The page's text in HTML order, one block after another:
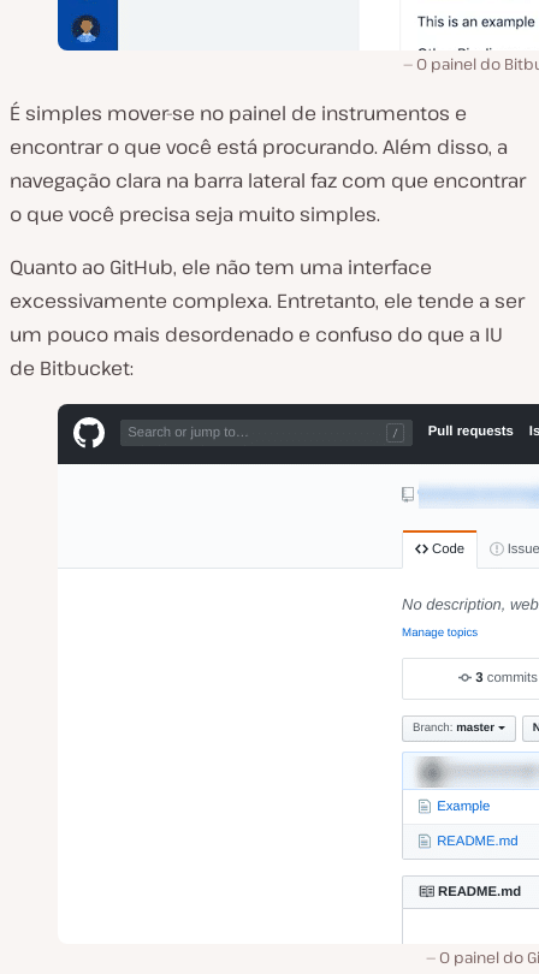
O painel do
É simples mover-se no painel de instrumentos e
encontrar o que você está procurando. Além disso, a
navegação clara na barra lateral faz com que encontrar
o que você precisa seja muito simples.
Quanto ao GitHub, ele não tem uma interface
excessivamente complexa. Entretanto, ele tende a ser
um pouco mais desordenado e confuso do que a IU
de Bitbucket:
O painel do